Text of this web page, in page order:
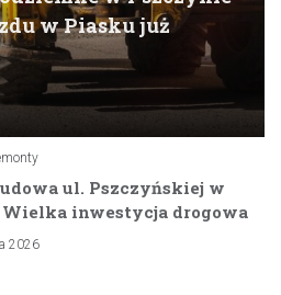
w Piasku już
ul. Pszczyńskiej w
inwestycja drogowa
2026